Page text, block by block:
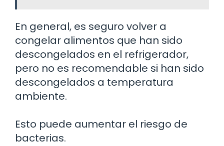
En general, es seguro volver a
congelar alimentos que han sido
descongelados en el refrigerador,
pero no es recomendable si han sido
descongelados a temperatura
ambiente.
Esto puede aumentar el riesgo de
bacterias.